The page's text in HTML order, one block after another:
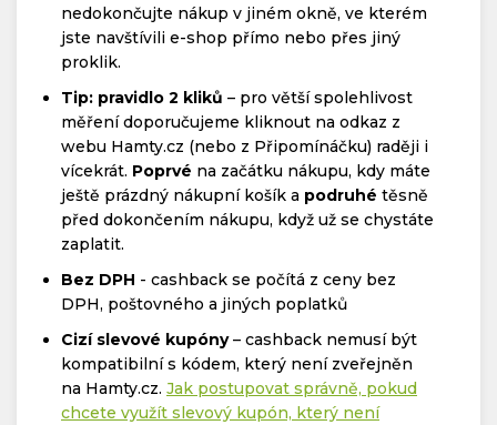
nedokončujte nákup v jiném okně, ve kterém
jste navštívili e-shop přímo nebo přes jiný
proklik.
Tip: pravidlo 2 kliků – pro větší spolehlivost
měření doporučujeme kliknout na odkaz z
webu Hamty.cz (nebo z Připomínáčku) raději i
vícekrát. Poprvé na začátku nákupu, kdy máte
ještě prázdný nákupní košík a podruhé těsně
před dokončením nákupu, když už se chystáte
zaplatit.
Bez DPH - cashback se počítá z ceny bez
DPH, poštovného a jiných poplatků
Cizí slevové kupóny– cashback nemusí být
kompatibilní s kódem, který není zveřejněn
na Hamty.cz. Jak postupovat správně, pokud
chcete využít slevový kupón, který není